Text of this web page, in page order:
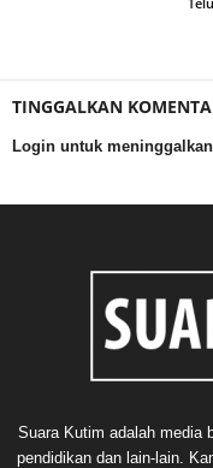
TINGGALKAN
Login untuk
Suara Kutim adalah media
pendidikan dan lain-lain.